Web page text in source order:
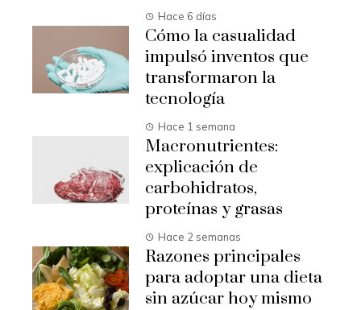
Hace 6 días
Cómo la casualidad
impulsó inventos que
transformaron la
tecnología
Hace 1 semana
Macronutrientes:
explicación de
carbohidratos,
proteínas y grasas
Hace 2 semanas
Razones principales
para adoptar una dieta
sin azúcar hoy mismo